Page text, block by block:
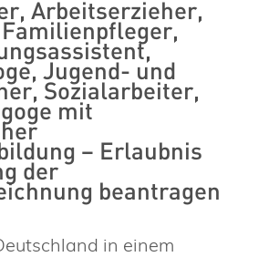
Arbeitserzieher,
Familienpfleger,
Jugend- und
Sozialarbeiter,
mit
– Erlaubnis
der
beantragen
in einem